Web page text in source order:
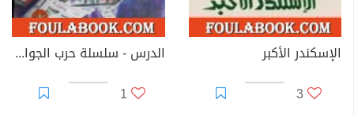
الإسكندر الأكبر
3
الدرس - سلسلة حرب الجواسيس
1